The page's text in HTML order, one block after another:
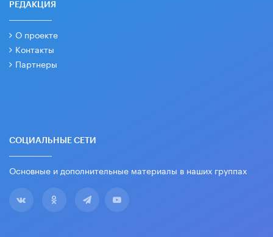
РЕДАКЦИЯ
О проекте
Контакты
Партнеры
СОЦИАЛЬНЫЕ СЕТИ
Основные и дополнительные материалы в наших группах